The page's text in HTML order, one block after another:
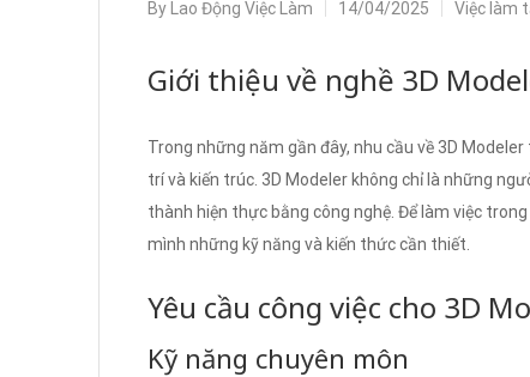
By Lao Động Việc Làm 14/04/2025 Việc làm
Giới thiệu về nghề 3D
Trong những năm gần đây, nhu cầu về 3D
trí và kiến trúc. 3D Modeler không chỉ là những
thành hiện thực bằng công nghệ. Để làm việc
mình những kỹ năng và kiến thức cần thiết.
Yêu cầu công việc cho 3D
Kỹ năng chuyên môn